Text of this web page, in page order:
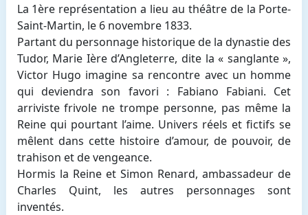
La 1ère représentation a lieu au théâtre de la Porte-
Saint-Martin, le 6 novembre 1833.
Partant du personnage historique de la dynastie des
Tudor, Marie Ière d’Angleterre, dite la « sanglante »,
Victor Hugo imagine sa rencontre avec un homme
qui deviendra son favori : Fabiano Fabiani. Cet
arriviste frivole ne trompe personne, pas même la
Reine qui pourtant l’aime. Univers réels et fictifs se
mêlent dans cette histoire d’amour, de pouvoir, de
trahison et de vengeance.
Hormis la Reine et Simon Renard, ambassadeur de
Charles Quint, les autres personnages sont
inventés.